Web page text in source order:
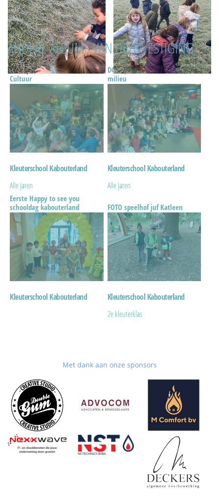
ANDERE ALBUMS VAN DEZE VESTIGING
DOL op de WERELDBOL deel 2
Cultuur
Kleuterschool Kabouterland
Alle jaren
DOL op de WERELDBOL deel 1
milieu
Kleuterschool Kabouterland
Alle jaren
Eerste Happy to see you
schooldag kabouterland
Kleuterschool Kabouterland
FOTO speelhof juf Katleen
Kleuterschool Kabouterland
2e kleuterklas
Met dank aan onze sponsors